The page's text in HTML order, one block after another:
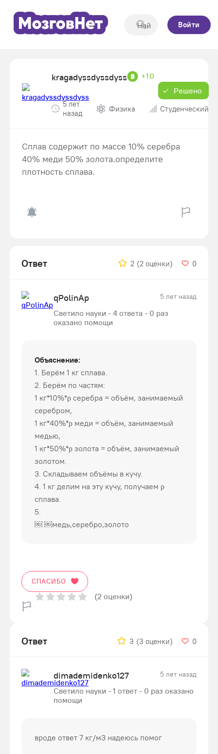
Войти
kragadyssdyssdyss
+10
Решено
5 лет
назад
Физика Студенческий
Сплав содержит по массе 10% серебра
40% меди 50% золота.определите
плотность сплава.​
Ответ 2 (2 оценки) 0
qPolinAp 5 лет назад
Светило науки - 4 ответа - 0 раз
оказано помощи
Объяснение:
1. Берём 1 кг сплава.
2. Берём по частям:
1 кг*10%*ρ серебра = объём, занимаемый
серебром,
1 кг*40%*ρ меди = объём, занимаемый
медью,
1 кг*50%*ρ золота = объём, занимаемый
золотом.
3. Складываем объёмы в кучу.
4. 1 кг делим на эту кучу, получаем ρ
сплава.
5.
￼ ￼медь,серебро,золото
СПАСИБО
(2 оценки)
Ответ 3 (3 оценки) 0
dimademidenko127 5 лет назад
Светило науки - 1 ответ - 0 раз оказано
помощи
вроде ответ 7 кг/м3 надеюсь помог